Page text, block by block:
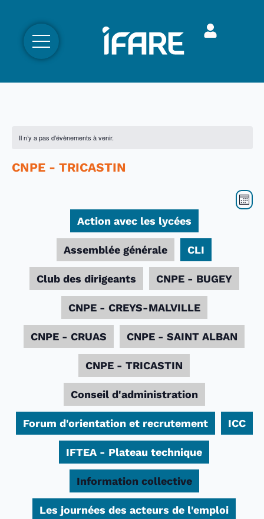
Il n’y a pas d’évènements à venir.
CNPE - TRICASTIN
par
de
Mois
Action avec les lycées
Assemblée générale CLI
Club des dirigeants CNPE - BUGEY
CNPE - CREYS-MALVILLE
CNPE - CRUAS CNPE - SAINT ALBAN
CNPE - TRICASTIN
Conseil d'administration
Forum d'orientation et recrutement ICC
IFTEA - Plateau technique
Information collective
Les journées des acteurs de l'emploi